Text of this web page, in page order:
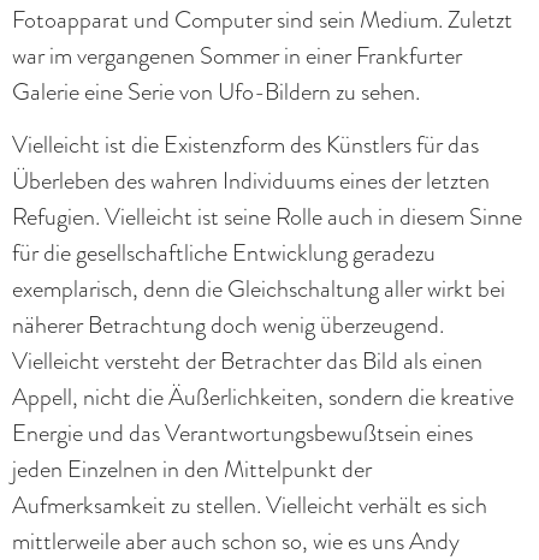
Fotoapparat und Computer sind sein Medium. Zuletzt
war im vergangenen Sommer in einer Frankfurter
Galerie eine Serie von Ufo-Bildern zu sehen.
Vielleicht ist die Existenzform des Künstlers für das
Überleben des wahren Individuums eines der letzten
Refugien. Vielleicht ist seine Rolle auch in diesem Sinne
für die gesellschaftliche Entwicklung geradezu
exemplarisch, denn die Gleichschaltung aller wirkt bei
näherer Betrachtung doch wenig überzeugend.
Vielleicht versteht der Betrachter das Bild als einen
Appell, nicht die Äußerlichkeiten, sondern die kreative
Energie und das Verantwortungsbewußtsein eines
jeden Einzelnen in den Mittelpunkt der
Aufmerksamkeit zu stellen. Vielleicht verhält es sich
mittlerweile aber auch schon so, wie es uns Andy